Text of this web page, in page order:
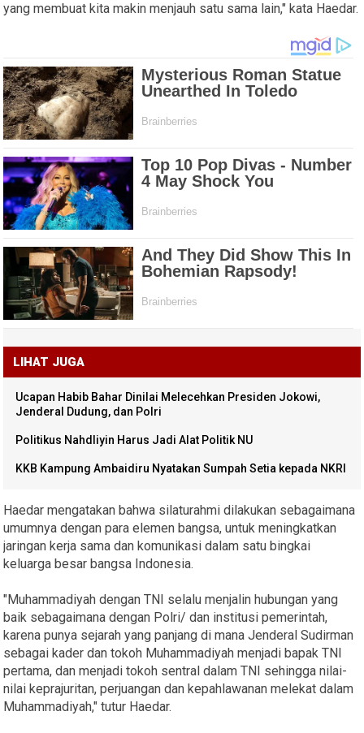
yang membuat kita makin menjauh satu sama lain," kata Haedar.
LIHAT JUGA
Ucapan Habib Bahar Dinilai Melecehkan Presiden Jokowi,
Jenderal Dudung, dan Polri
Politikus Nahdliyin Harus Jadi Alat Politik NU
KKB Kampung Ambaidiru Nyatakan Sumpah Setia kepada NKRI
Haedar mengatakan bahwa silaturahmi dilakukan sebagaimana
umumnya dengan para elemen bangsa, untuk meningkatkan
jaringan kerja sama dan komunikasi dalam satu bingkai
keluarga besar bangsa Indonesia.
"Muhammadiyah dengan TNI selalu menjalin hubungan yang
baik sebagaimana dengan Polri/ dan institusi pemerintah,
karena punya sejarah yang panjang di mana Jenderal Sudirman
sebagai kader dan tokoh Muhammadiyah menjadi bapak TNI
pertama, dan menjadi tokoh sentral dalam TNI sehingga nilai-
nilai keprajuritan, perjuangan dan kepahlawanan melekat dalam
Muhammadiyah," tutur Haedar.